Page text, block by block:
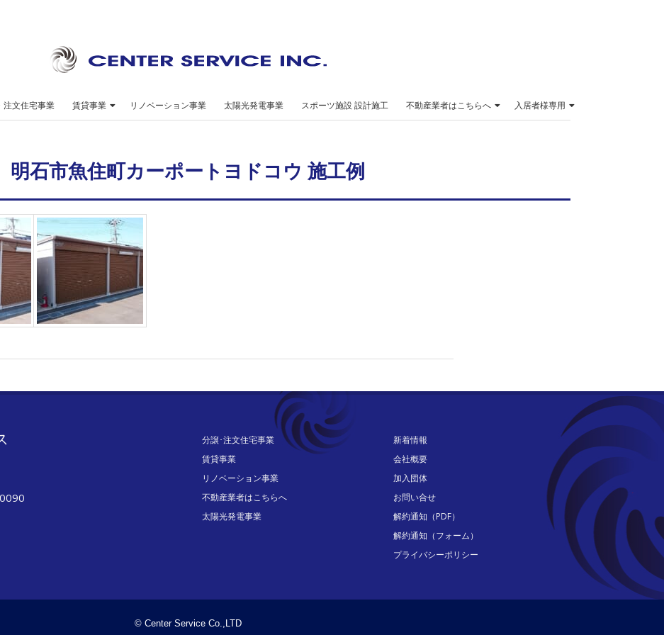
セ
ン
タ
ー
サ
ー
ビ
ス
注文住宅事業 賃貸事業 リノベーション事業 太陽光発電事業 スポーツ施設 設計施工 不動産業者はこちらへ 入居者様専用
明石市魚住町カーポートヨドコウ 施工例
分譲･注文住宅事業
賃貸事業
リノベーション事業
不動産業者はこちらへ
太陽光発電事業
新着情報
会社概要
加入団体
お問い合せ
解約通知（PDF）
解約通知（フォーム）
プライバシーポリシー
© Center Service Co.,LTD